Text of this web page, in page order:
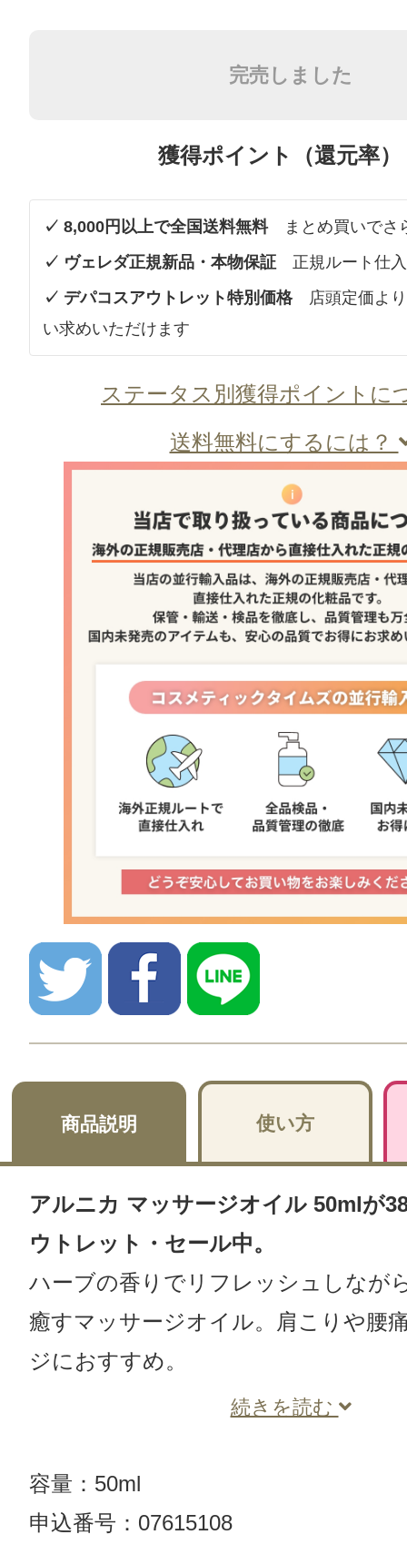
完売しました
獲得ポイント（還元率）
✓ 8,000円以上で全国送料無料まとめ買いでさ
✓ ヴェレダ正規新品・本物保証 正規ルート仕
✓ デパコスアウトレット特別価格店頭定価より
い求めいただけます
ステータス別獲得ポイントに
送料無料にするには？
商品説明 使い方
アルニカ マッサージオイル 50mlが
ウトレット・セール中。
ハーブの香りでリフレッシュしなが
癒すマッサージオイル。肩こりや腰
ジにおすすめ。
続きを読む
容量：50ml
申込番号：07615108